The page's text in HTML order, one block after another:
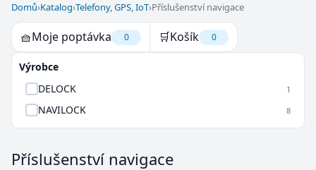
Domů›Katalog›Telefony, GPS, IoT›Příslušenství navigace
🧺Moje poptávka 0 🛒Košík 0
Výrobce
DELOCK
1
NAVILOCK 8
Příslušenství navigace